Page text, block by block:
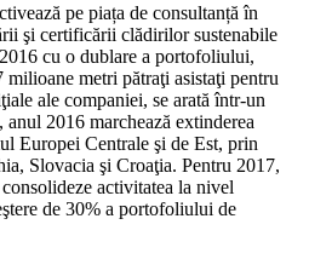
pe piața de consultanță în
şi certificării clădirilor sustenabile
cu o dublare a portofoliului,
milioane metri pătraţi asistaţi pentru
ale companiei, se arată într-un
2016 marchează extinderea
Europei Centrale şi de Est, prin
Slovacia şi Croaţia. Pentru 2017,
activitatea la nivel
de 30% a portofoliului de